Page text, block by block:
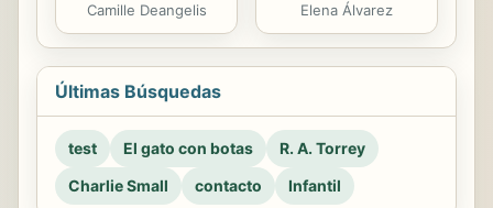
Camille Deangelis Elena Álvarez
Últimas Búsquedas
test El gato con botas
R. A. Torrey
Charlie Small
contacto Infantil